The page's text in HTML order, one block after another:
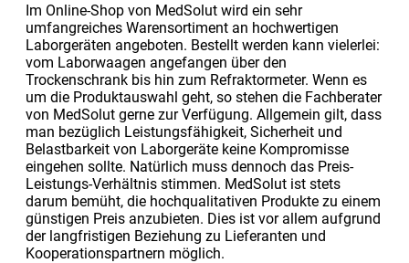
Im Online-Shop von MedSolut wird ein sehr
umfangreiches Warensortiment an hochwertigen
Laborgeräten angeboten. Bestellt werden kann vielerlei:
vom Laborwaagen angefangen über den
Trockenschrank bis hin zum Refraktormeter. Wenn es
um die Produktauswahl geht, so stehen die Fachberater
von MedSolut gerne zur Verfügung. Allgemein gilt, dass
man bezüglich Leistungsfähigkeit, Sicherheit und
Belastbarkeit von Laborgeräte keine Kompromisse
eingehen sollte. Natürlich muss dennoch das Preis-
Leistungs-Verhältnis stimmen. MedSolut ist stets
darum bemüht, die hochqualitativen Produkte zu einem
günstigen Preis anzubieten. Dies ist vor allem aufgrund
der langfristigen Beziehung zu Lieferanten und
Kooperationspartnern möglich.